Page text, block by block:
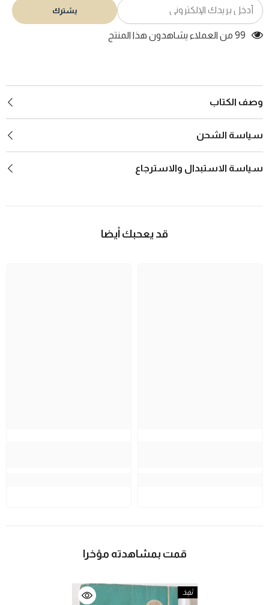
يشترك
99 من العملاء يشاهدون هذا المنتج
وصف الكتاب
سياسة الشحن
سياسة الاستبدال والاسترجاع
قد يعحبك أيضا
قمت بمشاهدته مؤخرا
نَفِدَ